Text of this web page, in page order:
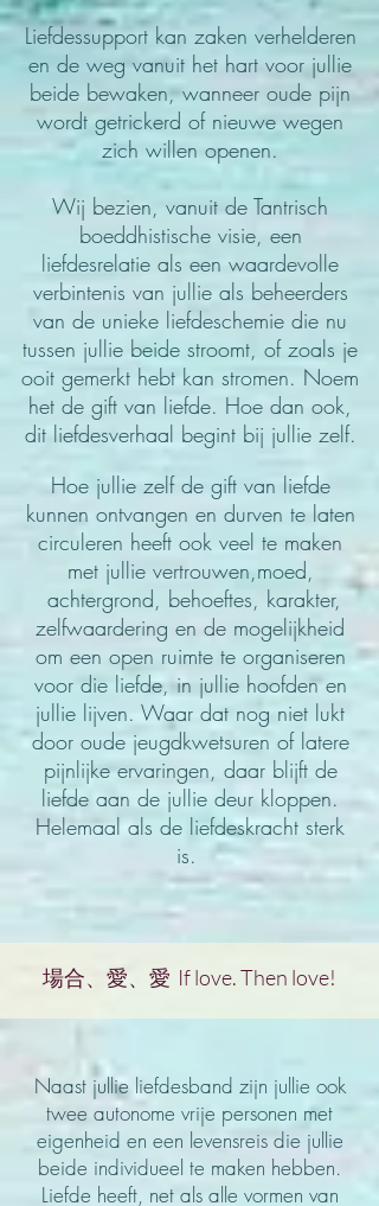
Liefdessupport kan zaken verhelderen
en de weg vanuit het hart voor jullie
beide bewaken, wanneer oude pijn
wordt getrickerd of nieuwe wegen
zich willen openen.
Wij bezien, vanuit de Tantrisch
boeddhistische visie, een
liefdesrelatie als een waardevolle
verbintenis van jullie als beheerders
van de unieke liefdeschemie die nu
tussen jullie beide stroomt, of zoals je
ooit gemerkt hebt kan stromen. Noem
het de gift van liefde. Hoe dan ook,
dit liefdesverhaal begint bij jullie zelf.
Hoe jullie zelf de gift van liefde
kunnen ontvangen en durven te laten
circuleren heeft ook veel te maken
met jullie vertrouwen,moed,
achtergrond, behoeftes, karakter,
zelfwaardering en de mogelijkheid
om een open ruimte te organiseren
voor die liefde, in jullie hoofden en
jullie lijven. Waar dat nog niet lukt
door oude jeugdkwetsuren of latere
pijnlijke ervaringen, daar blijft de
liefde aan de jullie deur kloppen.
Helemaal als de liefdeskracht sterk
is.
場合、愛、愛 If love. Then love!
Naast jullie liefdesband zijn jullie ook
twee autonome vrije personen met
eigenheid en een levensreis die jullie
beide individueel te maken hebben.
Liefde heeft, net als alle vormen van